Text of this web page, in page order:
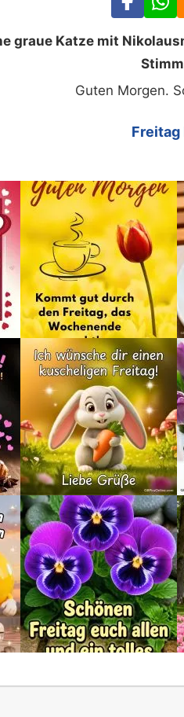
graue Katze mit
Guten Morgen.
Freitag